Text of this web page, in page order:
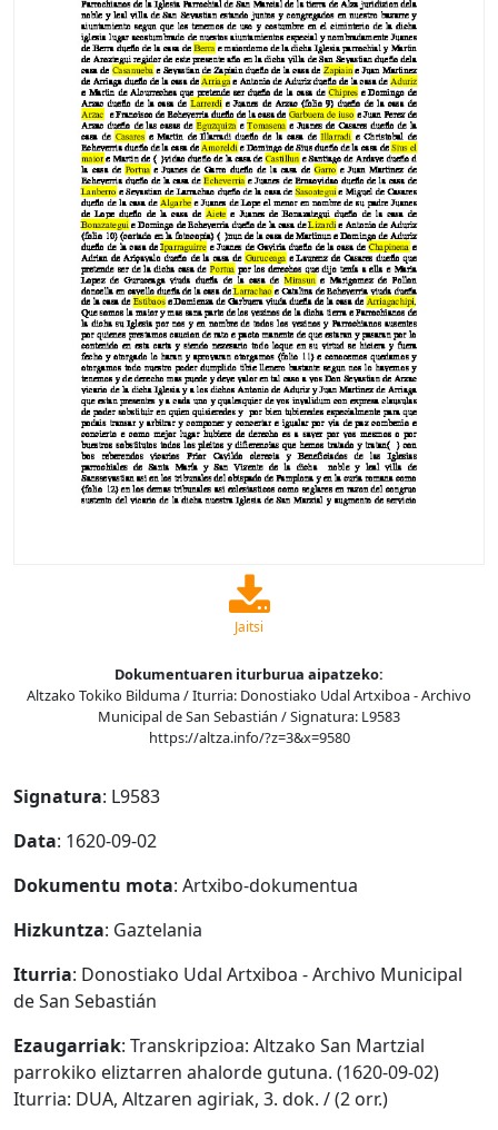
Jaitsi
Dokumentuaren iturburua aipatzeko:
Altzako Tokiko Bilduma / Iturria: Donostiako Udal Artxiboa - Archivo
Municipal de San Sebastián / Signatura: L9583
https://altza.info/?z=3&x=9580
Signatura: L9583
Data: 1620-09-02
Dokumentu mota: Artxibo-dokumentua
Hizkuntza: Gaztelania
Iturria: Donostiako Udal Artxiboa - Archivo Municipal
de San Sebastián
Ezaugarriak: Transkripzioa: Altzako San Martzial
parrokiko eliztarren ahalorde gutuna. (1620-09-02)
Iturria: DUA, Altzaren agiriak, 3. dok. / (2 orr.)